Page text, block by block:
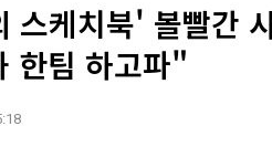
스케치북' 볼빨간
한팀 하고파"